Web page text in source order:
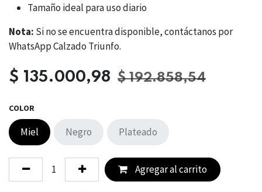
Tamaño ideal para uso diario
Nota: Si no se encuentra disponible, contáctanos por
WhatsApp Calzado Triunfo.
$ 135.000,98 $192.858,54
COLOR
Miel Negro Plateado
Agregar al carrito